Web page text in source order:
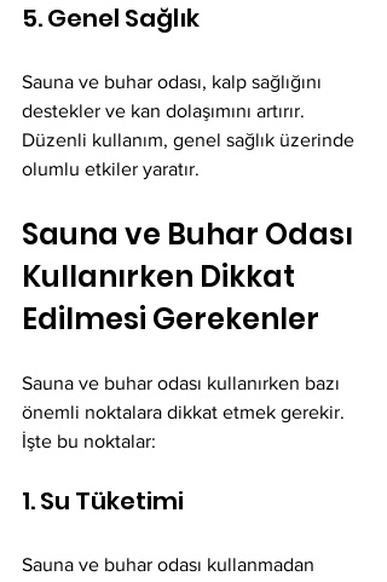
5. Genel Sağlık
Sauna ve buhar odası, kalp sağlığını
destekler ve kan dolaşımını artırır.
Düzenli kullanım, genel sağlık üzerinde
olumlu etkiler yaratır.
Sauna ve Buhar Odası
Kullanırken Dikkat
Edilmesi Gerekenler
Sauna ve buhar odası kullanırken bazı
önemli noktalara dikkat etmek gerekir.
İşte bu noktalar:
1. Su Tüketimi
Sauna ve buhar odası kullanmadan